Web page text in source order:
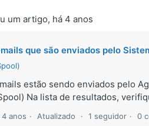
um artigo, há 4 anos
que são enviados pelo
estão sendo enviados pelo
Na lista de resultados,
4 anos Atualizado 1 seguidor 0